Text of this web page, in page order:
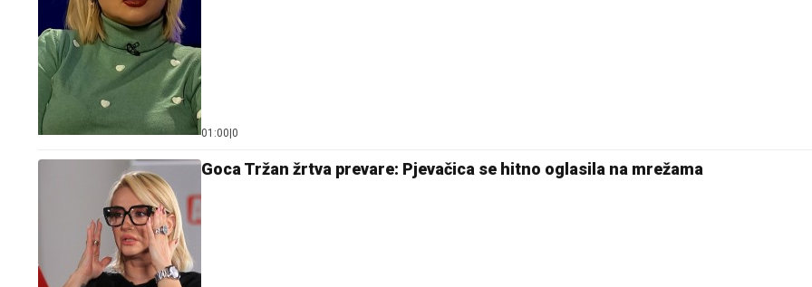
01:00 0
Goca Tržan žrtva prevare: Pjevačica se hitno oglasila na mrežama